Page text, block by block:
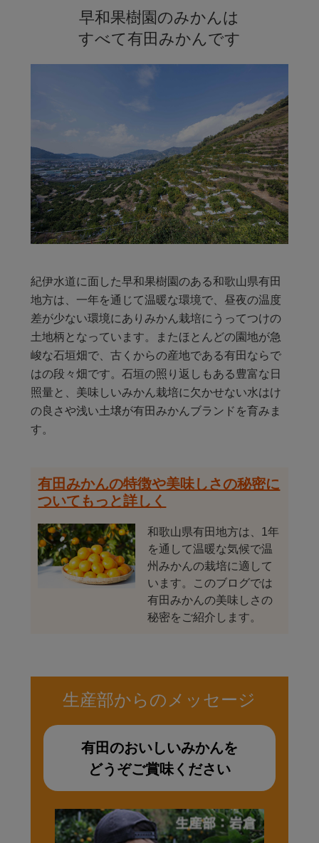
早和果樹園のみかんは
すべて有田みかんです
紀伊水道に面した早和果樹園のある和歌山県有田
地方は、一年を通じて温暖な環境で、昼夜の温度
差が少ない環境にありみかん栽培にうってつけの
土地柄となっています。またほとんどの園地が急
峻な石垣畑で、古くからの産地である有田ならで
はの段々畑です。石垣の照り返しもある豊富な日
照量と、美味しいみかん栽培に欠かせない水はけ
の良さや浅い土壌が有田みかんブランドを育みま
す。
有田みかんの特徴や美味しさの秘密に
ついてもっと詳しく
和歌山県有田地方は、1年
を通して温暖な気候で温
州みかんの栽培に適して
います。このブログでは
有田みかんの美味しさの
秘密をご紹介します。
生産部からのメッセージ
有田のおいしいみかんを
どうぞご賞味ください